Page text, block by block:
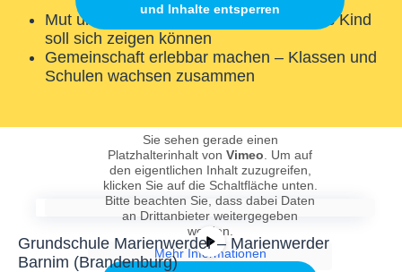
Mut und Selbstvertrauen stärken – jedes Kind
soll sich zeigen können
Gemeinschaft erlebbar machen – Klassen und
Schulen wachsen zusammen
und Inhalte entsperren
Sie sehen gerade einen
Platzhalterinhalt von Vimeo . Um auf
den eigentlichen Inhalt zuzugreifen,
klicken Sie auf die Schaltfläche unten.
Bitte beachten Sie, dass dabei Daten
an Drittanbieter weitergegeben
werden.
Mehr Informationen
Grundschule Marienwerder – Marienwerder
Barnim (Brandenburg)